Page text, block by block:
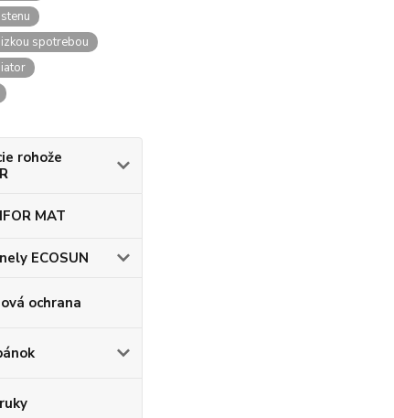
spotrebou
rohože
MAT
ECOSUN
ochrana